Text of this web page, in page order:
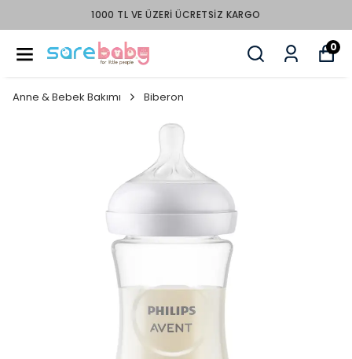
1000 TL VE ÜZERI ÜCRETSIZ KARGO
0
Anne & Bebek Bakımı Biberon